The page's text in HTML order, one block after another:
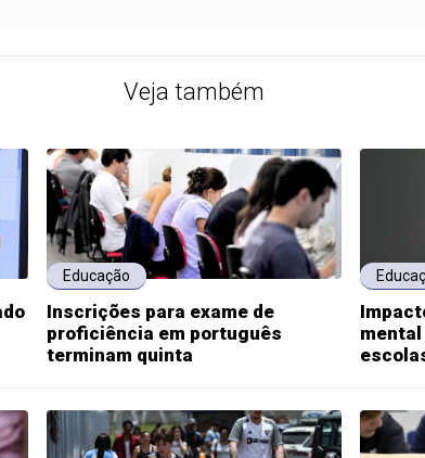
Veja também
Educação
Inscrições para exame de
proficiência em português
terminam quinta
mental